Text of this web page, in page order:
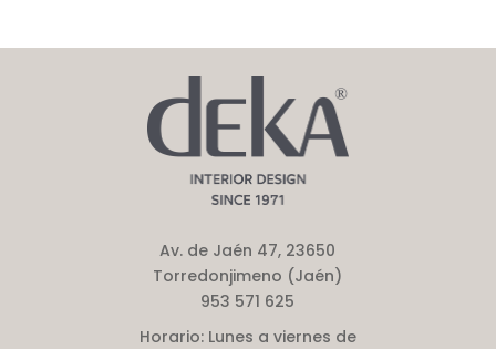
Av. de Jaén 47, 23650
Torredonjimeno (Jaén)
953 571 625
Horario:Lunes a viernes de